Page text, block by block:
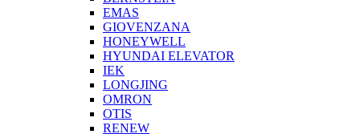
EMAS
GIOVENZANA
HONEYWELL
HYUNDAI ELEVATOR
IEK
LONGJING
OMRON
OTIS
RENEW